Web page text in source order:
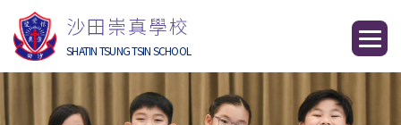
沙田崇真學校
SHATIN TSUNG TSIN SCHOOL